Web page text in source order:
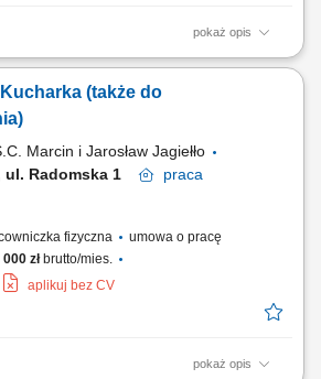
pokaż opis
potraw zgodnie z recepturą i
utrzymywanie optymalnego poziomu
przy zamawianiu produktów; dbanie o
(także do
Marcin i Jarosław Jagiełło
ul. Radomska 1
praca
fizyczna
umowa o pracę
złbrutto/mies.
aplikuj bez CV
pokaż opis